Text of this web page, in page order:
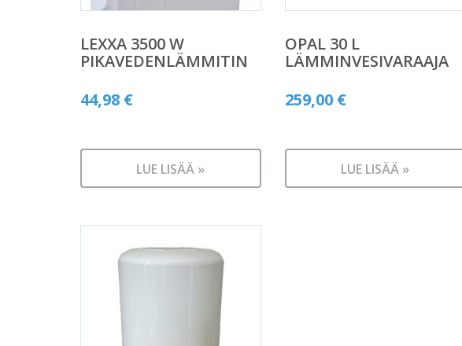
LEXXA 3500 W
PIKAVEDENLÄMMITIN
44,98 €
LUE LISÄÄ »
OPAL 30 L
LÄMMINVESIVARAAJA
259,00 €
LUE LISÄÄ »